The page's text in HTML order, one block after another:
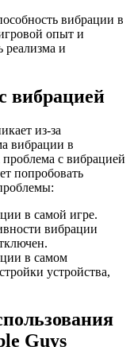
вибрации в
опыт и
реализма и
вибрацией
из-за
вибрации в
проблема с вибрацией
попробовать
в самой игре.
вибрации
в самом
устройства,
Guys